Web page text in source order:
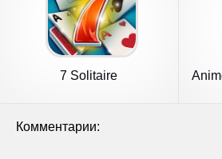
7 Solitaire
Комментарии: